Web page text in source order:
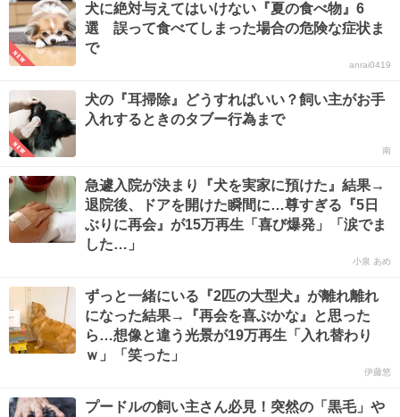
犬に絶対与えてはいけない『夏の食べ物』6
選 誤って食べてしまった場合の危険な症状ま
で
anrai0419
犬の『耳掃除』どうすればいい？飼い主がお手
入れするときのタブー行為まで
南
急遽入院が決まり『犬を実家に預けた』結果→
退院後、ドアを開けた瞬間に…尊すぎる『5日
ぶりに再会』が15万再生「喜び爆発」「涙でま
した…」
小泉 あめ
ずっと一緒にいる『2匹の大型犬』が離れ離れ
になった結果→『再会を喜ぶかな』と思った
ら…想像と違う光景が19万再生「入れ替わり
ｗ」「笑った」
伊藤悠
プードルの飼い主さん必見！突然の「黒毛」や